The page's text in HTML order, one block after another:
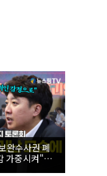
완수사권 폐
가중시켜"｜
지 토론회